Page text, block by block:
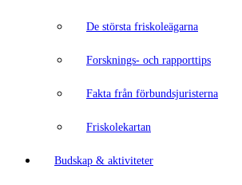
De största friskoleägarna
Forsknings- och rapporttips
Fakta från förbundsjuristerna
Friskolekartan
Budskap & aktiviteter